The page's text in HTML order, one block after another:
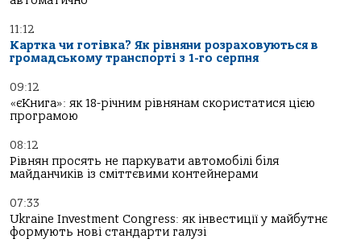
11:12
Картка чи готівка? Як рівняни розраховуються в
громадському транспорті з 1-го серпня
09:12
«єКнига»: як 18-річним рівнянам скористатися цією
програмою
08:12
Рівнян просять не паркувати автомобілі біля
майданчиків із сміттєвими контейнерами
07:33
Ukraine Investment Congress: як інвестиції у майбутнє
формують нові стандарти галузі